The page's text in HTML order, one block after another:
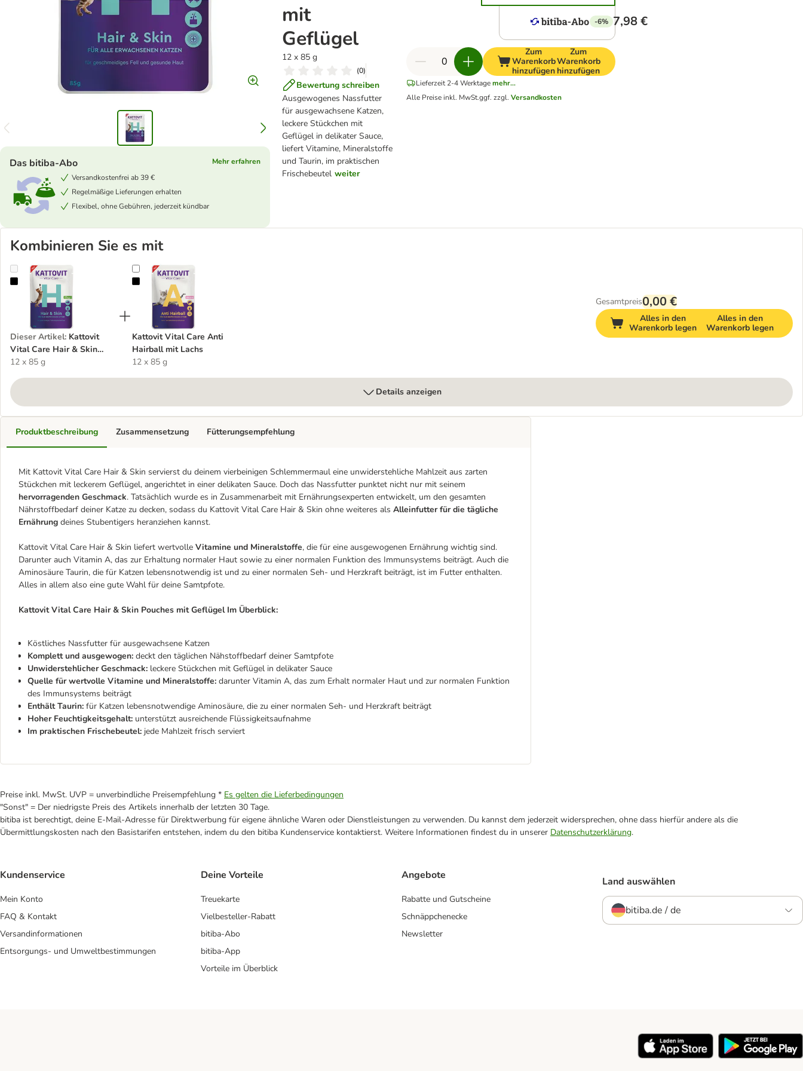
mit
Geflügel
12 x 85 g
(0)
Bewertung schreiben
Ausgewogenes Nassfutter
für ausgewachsene Katzen,
leckere Stückchen mit
Geflügel in delikater Sauce,
liefert Vitamine, Mineralstoffe
und Taurin, im praktischen
Frischebeutel weiter
Das bitiba-Abo
Mehr erfahren
Versandkostenfrei ab 39 €
Regelmäßige Lieferungen erhalten
Flexibel, ohne Gebühren, jederzeit kündbar
-6% 7,98 €
Zum
Warenkorb
hinzufügen
Zum
Warenkorb
hinzufügen
Lieferzeit 2-4 Werktage mehr...
Alle Preise inkl. MwSt.ggf. zzgl. Versandkosten
Kombinieren Sie es mit
Kattovit Vital Care Hair & Skin Pouches mit Geflügel
Dieser Artikel: Kattovit
Vital Care Hair & Skin
Pouches mit Geflügel
12 x 85 g
Kattovit Vital Care Anti Hairball mit Lachs
Kattovit Vital Care Anti
Hairball mit Lachs
12 x 85 g
Gesamtpreis0,00 €
Alles in den
Warenkorb legen
Alles in den
Warenkorb legen
Details anzeigen
Produktbeschreibung
Mit Kattovit Vital Care Hair & Skin servierst du deinem vierbeinigen Schlemmermaul eine unwiderstehliche Mahlzeit aus zarten
Stückchen mit leckerem Geflügel, angerichtet in einer delikaten Sauce. Doch das Nassfutter punktet nicht nur mit seinem
hervorragenden Geschmack. Tatsächlich wurde es in Zusammenarbeit mit Ernährungsexperten entwickelt, um den gesamten
Nährstoffbedarf deiner Katze zu decken, sodass du Kattovit Vital Care Hair & Skin ohne weiteres als Alleinfutter für die tägliche
Ernährung deines Stubentigers heranziehen kannst.
Kattovit Vital Care Hair & Skin liefert wertvolle Vitamine und Mineralstoffe, die für eine ausgewogenen Ernährung wichtig sind.
Darunter auch Vitamin A, das zur Erhaltung normaler Haut sowie zu einer normalen Funktion des Immunsystems beiträgt. Auch die
Aminosäure Taurin, die für Katzen lebensnotwendig ist und zu einer normalen Seh- und Herzkraft beiträgt, ist im Futter enthalten.
Alles in allem also eine gute Wahl für deine Samtpfote.
Kattovit Vital Care Hair & Skin Pouches mit Geflügel Im Überblick:
Köstliches Nassfutter für ausgewachsene Katzen
Komplett und ausgewogen: deckt den täglichen Nähstoffbedarf deiner Samtpfote
Unwiderstehlicher Geschmack: leckere Stückchen mit Geflügel in delikater Sauce
Quelle für wertvolle Vitamine und Mineralstoffe: darunter Vitamin A, das zum Erhalt normaler Haut und zur normalen Funktion
des Immunsystems beiträgt
Enthält Taurin: für Katzen lebensnotwendige Aminosäure, die zu einer normalen Seh- und Herzkraft beiträgt
Hoher Feuchtigkeitsgehalt: unterstützt ausreichende Flüssigkeitsaufnahme
Im praktischen Frischebeutel: jede Mahlzeit frisch serviert
Zusammensetzung Fütterungsempfehlung
Preise inkl. MwSt. UVP = unverbindliche Preisempfehlung * Es gelten die Lieferbedingungen
"Sonst" = Der niedrigste Preis des Artikels innerhalb der letzten 30 Tage.
bitiba ist berechtigt, deine E-Mail-Adresse für Direktwerbung für eigene ähnliche Waren oder Dienstleistungen zu verwenden. Du kannst dem jederzeit widersprechen, ohne dass hierfür andere als die
Übermittlungskosten nach den Basistarifen entstehen, indem du den bitiba Kundenservice kontaktierst. Weitere Informationen findest du in unserer Datenschutzerklärung.
Kundenservice
Mein Konto
FAQ & Kontakt
Versandinformationen
Entsorgungs- und Umweltbestimmungen
Deine Vorteile
Treuekarte
Vielbesteller-Rabatt
bitiba-Abo
bitiba-App
Vorteile im Überblick
Angebote
Rabatte und Gutscheine
Schnäppchenecke
Newsletter
Land auswählen
bitiba.de / de